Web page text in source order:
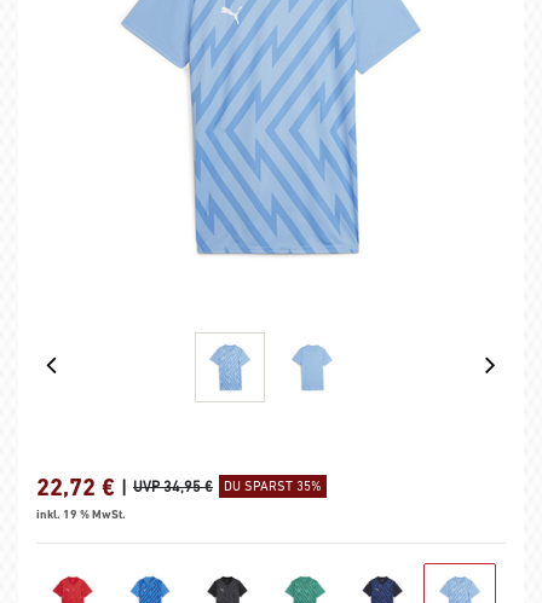
22,72 € | UVP 34,95 € DU SPARST 35%
inkl. 19 % MwSt.